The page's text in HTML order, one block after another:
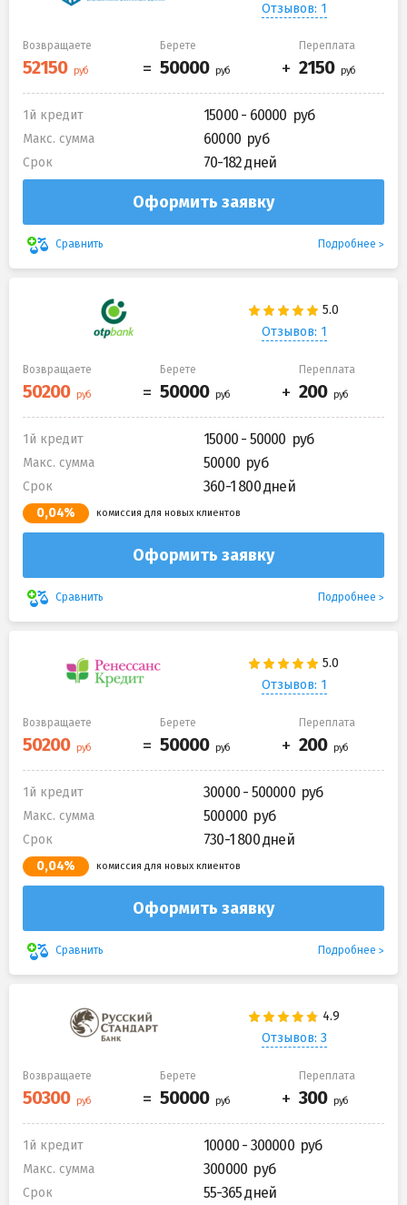
Отзывов: 1
Возвращаете Берете Переплата
1й кредит 15000 - 60000
Макс. сумма 60000
Срок 70-182 дней
Оформить заявку
Сравнить Подробнее
Отзывов: 1
Возвращаете Берете Переплата
1й кредит 15000 - 50000
Макс. сумма 50000
Срок 360-1 800 дней
0,04% комиссия для новых клиентов
Оформить заявку
Сравнить Подробнее
Отзывов: 1
Возвращаете Берете Переплата
1й кредит 30000 - 500000
Макс. сумма 500000
Срок 730-1 800 дней
0,04% комиссия для новых клиентов
Оформить заявку
Сравнить Подробнее
Отзывов: 3
Возвращаете Берете Переплата
1й кредит 10000 - 300000
Макс. сумма 300000
Срок 55-365 дней